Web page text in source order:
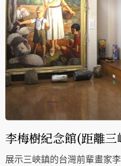
李梅樹紀念館(距離
展示三峽鎮的台灣前輩畫家